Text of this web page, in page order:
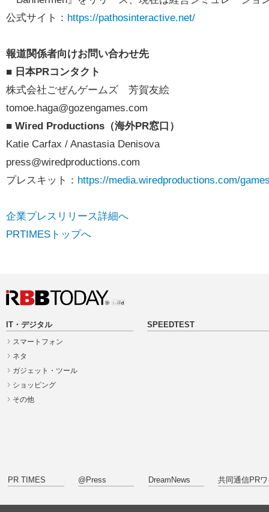
公式サイト： https://pathosinteractive.net/
報道関係者向けお問い合わせ先
■ 日本PRコンタクト
株式会社ごぜんゲームズ 芳賀友絵
tomoe.haga@gozengames.com
■ Wired Productions（海外PR窓口）
Katie Carfax / Anastasia Denisova
press@wiredproductions.com
プレスキット： https://media.wiredproductions.com/
企業プレスリリース詳細へ
PRTIMESトップへ
IT・デジタル
スマートフォン
ネタ
ガジェット・ツール
ショッピング
その他
SPEEDTEST
PR TIMES @Press DreamNews 共同通信PR